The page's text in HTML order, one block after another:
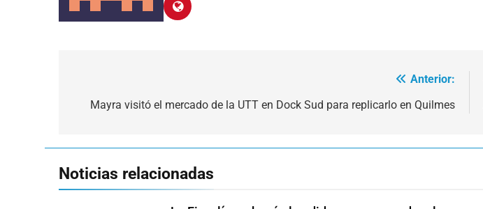
Anterior:
Mayra visitó el mercado de la UTT en Dock Sud para replicarlo en Quilmes
Noticias relacionadas